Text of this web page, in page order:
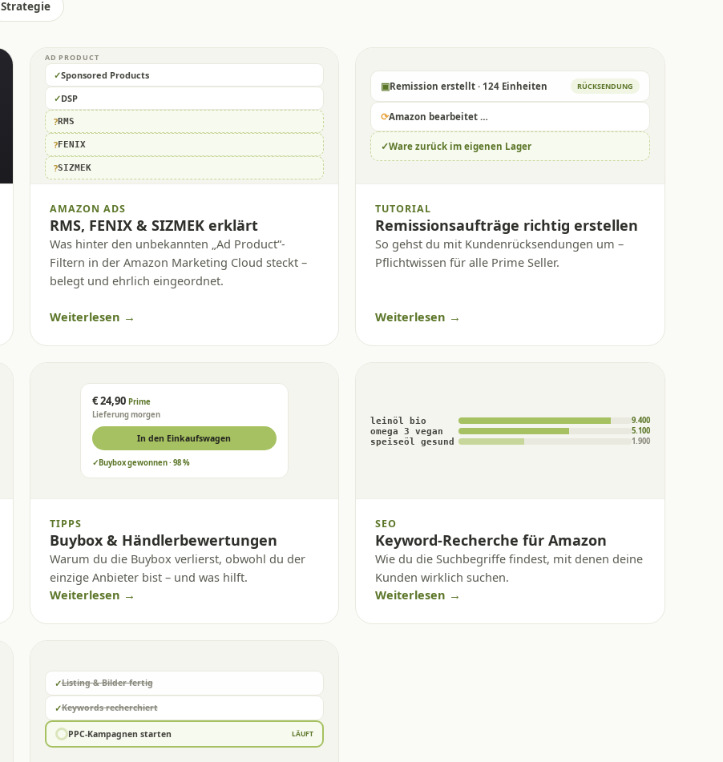
Strategie
AD PRODUCT
✓Sponsored Products
✓DSP
?RMS
?FENIX
?SIZMEK
AMAZON ADS
RMS, FENIX & SIZMEK erklärt
Was hinter den unbekannten „Ad Product“-
Filtern in der Amazon Marketing Cloud steckt –
belegt und ehrlich eingeordnet.
Weiterlesen →
▣Remission erstellt · 124 Einheiten RÜCKSENDUNG
⟳Amazon bearbeitet …
✓Ware zurück im eigenen Lager
TUTORIAL
Remissionsaufträge richtig erstellen
So gehst du mit Kundenrücksendungen um –
Pflichtwissen für alle Prime Seller.
Weiterlesen →
€ 24,90 Prime
Lieferung morgen
In den Einkaufswagen
✓Buybox gewonnen · 98 %
TIPPS
Buybox & Händlerbewertungen
Warum du die Buybox verlierst, obwohl du der
einzige Anbieter bist – und was hilft.
Weiterlesen →
leinöl bio 9.400
omega 3 vegan 5.100
speiseöl gesund 1.900
SEO
Keyword-Recherche für Amazon
Wie du die Suchbegriffe findest, mit denen deine
Kunden wirklich suchen.
Weiterlesen →
✓Listing & Bilder fertig
✓Keywords recherchiert
PPC-Kampagnen starten LÄUFT